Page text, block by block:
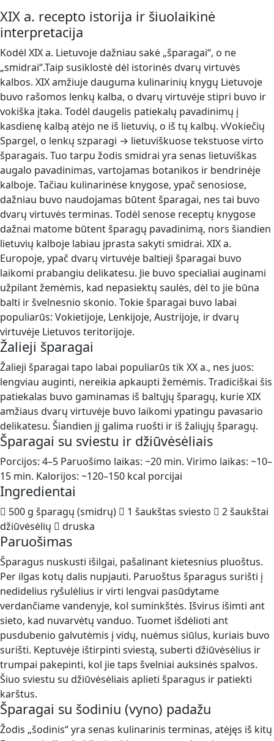
XIX a. recepto istorija ir šiuolaikinė
interpretacija
Kodėl XIX a. Lietuvoje dažniau sakė „šparagai“, o ne
„smidrai“.Taip susiklostė dėl istorinės dvarų virtuvės
kalbos. XIX amžiuje dauguma kulinarinių knygų Lietuvoje
buvo rašomos lenkų kalba, o dvarų virtuvėje stipri buvo ir
vokiška įtaka. Todėl daugelis patiekalų pavadinimų į
kasdienę kalbą atėjo ne iš lietuvių, o iš tų kalbų. vVokiečių
Spargel, o lenkų szparagi → lietuviškuose tekstuose virto
šparagais. Tuo tarpu žodis smidrai yra senas lietuviškas
augalo pavadinimas, vartojamas botanikos ir bendrinėje
kalboje. Tačiau kulinarinėse knygose, ypač senosiose,
dažniau buvo naudojamas būtent šparagai, nes tai buvo
dvarų virtuvės terminas. Todėl senose receptų knygose
dažnai matome būtent šparagų pavadinimą, nors šiandien
lietuvių kalboje labiau įprasta sakyti smidrai. XIX a.
Europoje, ypač dvarų virtuvėje baltieji šparagai buvo
laikomi prabangiu delikatesu. Jie buvo specialiai auginami
užpilant žemėmis, kad nepasiektų saulės, dėl to jie būna
balti ir švelnesnio skonio. Tokie šparagai buvo labai
populiarūs: Vokietijoje, Lenkijoje, Austrijoje, ir dvarų
virtuvėje Lietuvos teritorijoje.
Žalieji šparagai
Žalieji šparagai tapo labai populiarūs tik XX a., nes juos:
lengviau auginti, nereikia apkaupti žemėmis. Tradiciškai šis
patiekalas buvo gaminamas iš baltųjų šparagų, kurie XIX
amžiaus dvarų virtuvėje buvo laikomi ypatingu pavasario
delikatesu. Šiandien jį galima ruošti ir iš žaliųjų šparagų.
Šparagai su sviestu ir džiūvėsėliais
Porcijos: 4–5 Paruošimo laikas: ~20 min. Virimo laikas: ~10–
15 min. Kalorijos: ~120–150 kcal porcijai
Ingredientai
 500 g šparagų (smidrų)  1 šaukštas sviesto  2 šaukštai
džiūvėsėlių  druska
Paruošimas
Šparagus nuskusti išilgai, pašalinant kietesnius pluoštus.
Per ilgas kotų dalis nupjauti. Paruoštus šparagus surišti į
nedidelius ryšulėlius ir virti lengvai pasūdytame
verdančiame vandenyje, kol suminkštės. Išvirus išimti ant
sieto, kad nuvarvėtų vanduo. Tuomet išdėlioti ant
pusdubenio galvutėmis į vidų, nuėmus siūlus, kuriais buvo
surišti. Keptuvėje ištirpinti sviestą, suberti džiūvėsėlius ir
trumpai pakepinti, kol jie taps švelniai auksinės spalvos.
Šiuo sviestu su džiūvėsėliais aplieti šparagus ir patiekti
karštus.
Šparagai su šodiniu (vyno) padažu
Žodis „šodinis“ yra senas kulinarinis terminas, atėjęs iš kitų